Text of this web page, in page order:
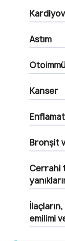
Astım
Kanser
Bronşit
Cerrahi
emilimi